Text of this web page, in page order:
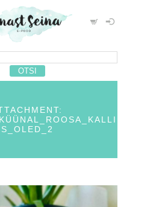
S_OLED_2